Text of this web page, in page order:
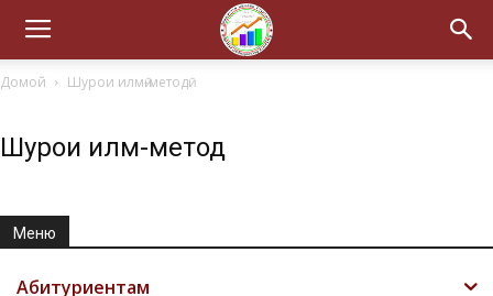
Домой Шурои илмӣ-методӣ
Шурои илмӣ-методӣ
Меню
Абитуриентам